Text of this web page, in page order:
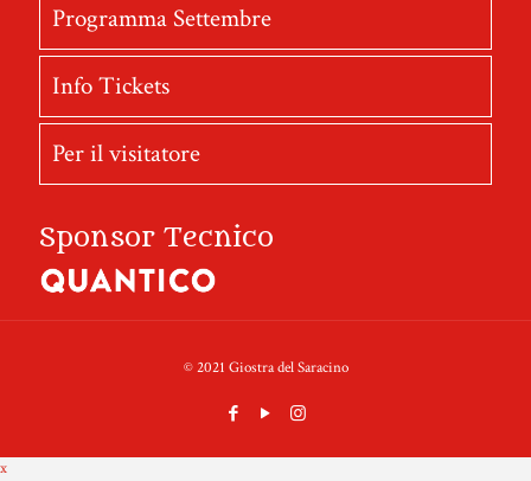
Programma Settembre
Info Tickets
Per il visitatore
Sponsor Tecnico
© 2021 Giostra del Saracino
x